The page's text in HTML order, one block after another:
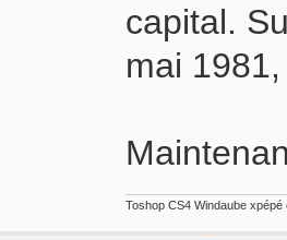
capital.
mai
Toshop CS4 Windaube